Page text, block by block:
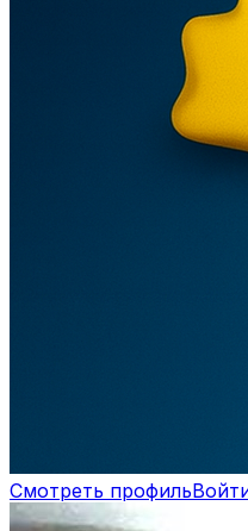
Смотреть профиль